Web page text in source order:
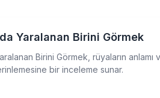
Yaralanan Birini Görmek
Birini Görmek, rüyaların anlamı
bir inceleme sunar.